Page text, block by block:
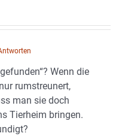
Wenn die
rumstreunert,
man sie doch
Tierheim bringen.